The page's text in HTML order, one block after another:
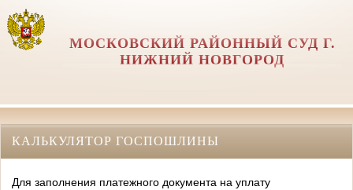
МОСКОВСКИЙ РАЙОННЫЙ СУД Г.
НИЖНИЙ НОВГОРОД
КАЛЬКУЛЯТОР ГОСПОШЛИНЫ
Для заполнения платежного документа на уплату